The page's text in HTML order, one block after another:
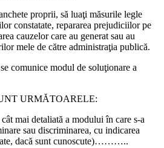
proprii, să luaţi măsurile legle
constatate, repararea prejudiciilor pe
cauzelor care au generat sau au
mele de către administraţia publică.
comunice modul de soluţionare a
URMĂTOARELE:
detaliată a modului în care s-a
sau discriminarea, cu indicarea
dacă sunt cunoscute)………..